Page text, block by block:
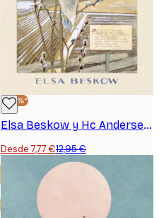
-40%*
Elsa Beskow y Hc Andersen - Tummelisa - Sov Du Lilla Videung Póster
Desde 7,77 €12,95 €